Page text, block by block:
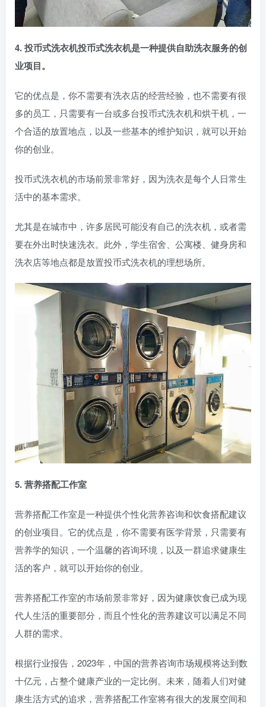
4. 投币式洗衣机投币式洗衣机是一种提供自助洗衣服务的创
业项目。
它的优点是，你不需要有洗衣店的经营经验，也不需要有很
多的员工，只需要有一台或多台投币式洗衣机和烘干机，一
个合适的放置地点，以及一些基本的维护知识，就可以开始
你的创业。
投币式洗衣机的市场前景非常好，因为洗衣是每个人日常生
活中的基本需求。
尤其是在城市中，许多居民可能没有自己的洗衣机，或者需
要在外出时快速洗衣。此外，学生宿舍、公寓楼、健身房和
洗衣店等地点都是放置投币式洗衣机的理想场所。
5. 营养搭配工作室
营养搭配工作室是一种提供个性化营养咨询和饮食搭配建议
的创业项目。它的优点是，你不需要有医学背景，只需要有
营养学的知识，一个温馨的咨询环境，以及一群追求健康生
活的客户，就可以开始你的创业。
营养搭配工作室的市场前景非常好，因为健康饮食已成为现
代人生活的重要部分，而且个性化的营养建议可以满足不同
人群的需求。
根据行业报告，2023年，中国的营养咨询市场规模将达到数
十亿元，占整个健康产业的一定比例。未来，随着人们对健
康生活方式的追求，营养搭配工作室将有很大的发展空间和